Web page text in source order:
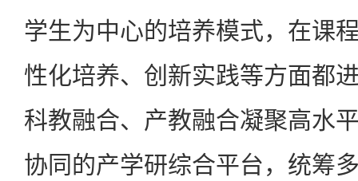
学生为中心的培养模式，在课
性化培养、创新实践等方面都
科教融合、产教融合凝聚高水
协同的产学研综合平台，统筹